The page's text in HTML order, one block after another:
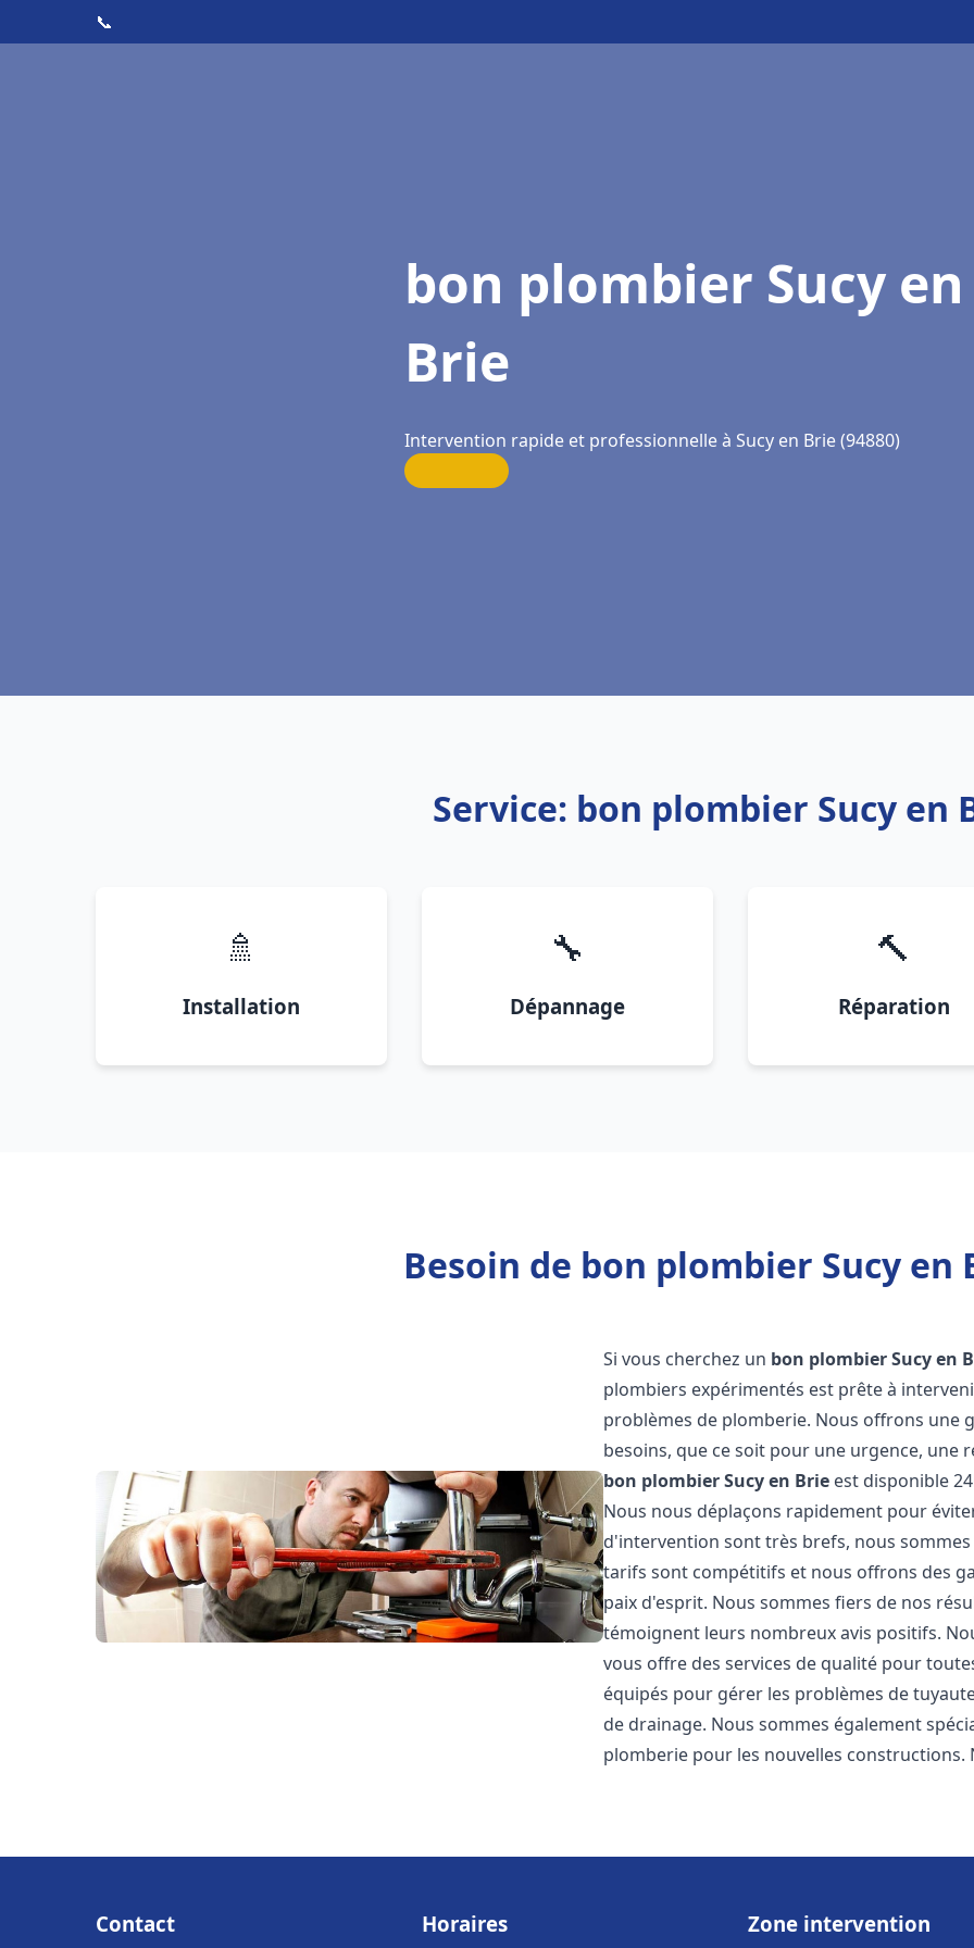
📞
bon plombier Sucy en
Brie
Intervention rapide et professionnelle à Sucy en Brie (94880)
Service: bon plombier Sucy en
🚿
Installation
🔧
Dépannage
🔨
Réparation
Besoin de bon plombier Sucy en
Si vous cherchez un bon plombierSucy en
plombiers expérimentés est prête à
problèmes de plomberie. Nous offrons une
besoins, que ce soit pour une urgence,
bon plombierSucy en Brie est disponible
Nous nous déplaçons rapidement pour
d'intervention sont très brefs, nous
tarifs sont compétitifs et nous offrons des
paix d'esprit. Nous sommes fiers de nos
témoignent leurs nombreux avis positifs.
vous offre des services de qualité pour
équipés pour gérer les problèmes de
de drainage. Nous sommes également
plomberie pour les nouvelles constructions.
Contact Horaires Zone intervention